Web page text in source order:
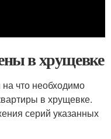
в хрущевке
на что необходимо
в хрущевке.
серий указанных